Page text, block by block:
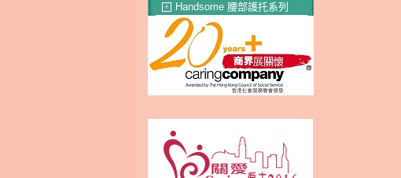
＋ Handsome 腰部護托系列